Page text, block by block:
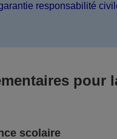
responsabilité
pour
scolaire